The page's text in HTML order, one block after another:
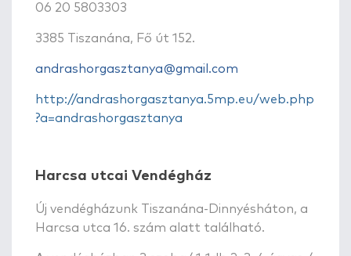
06 20 5803303
3385 Tiszanána, Fő út 152.
andrashorgasztanya@gmail.com
http://andrashorgasztanya.5mp.eu/web.php
?a=andrashorgasztanya
Harcsa utcai Vendégház
Új vendégházunk Tiszanána-Dinnyésháton, a
Harcsa utca 16. szám alatt található.